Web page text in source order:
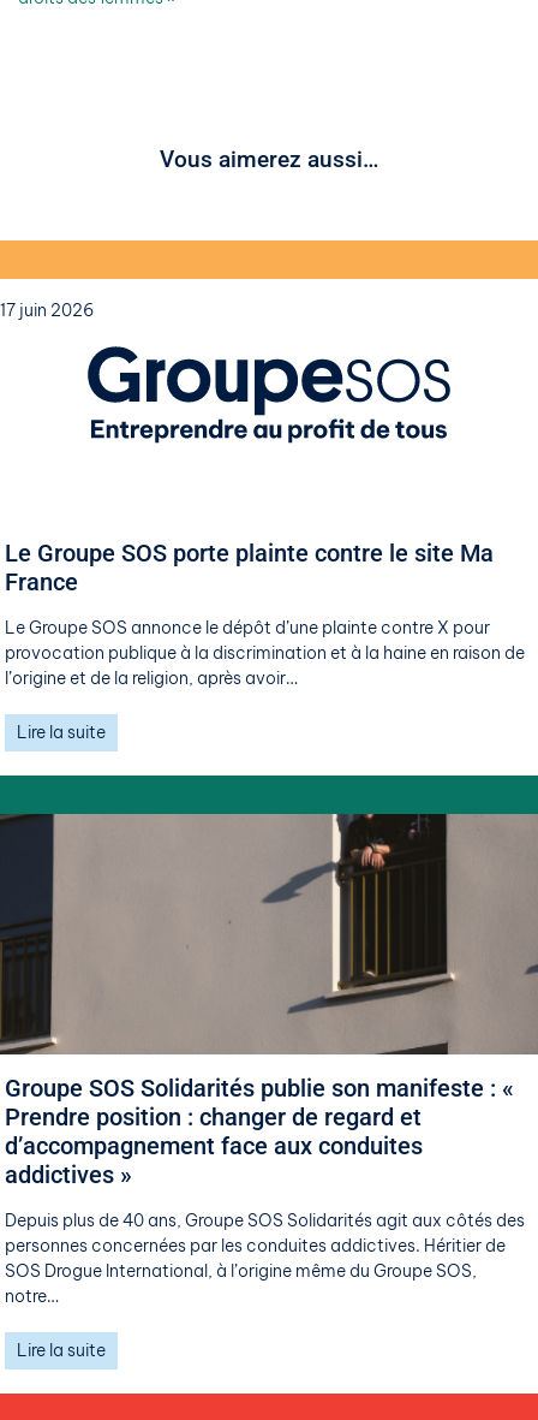
Vous aimerez aussi…
17 juin 2026
Le Groupe SOS porte plainte contre le site Ma
France
Le Groupe SOS annonce le dépôt d’une plainte contre X pour
provocation publique à la discrimination et à la haine en raison de
l’origine et de la religion, après avoir…
Lire la suite
Groupe SOS Solidarités publie son manifeste : «
Prendre position : changer de regard et
d’accompagnement face aux conduites
addictives »
Depuis plus de 40 ans, Groupe SOS Solidarités agit aux côtés des
personnes concernées par les conduites addictives. Héritier de
SOS Drogue International, à l’origine même du Groupe SOS,
notre…
Lire la suite